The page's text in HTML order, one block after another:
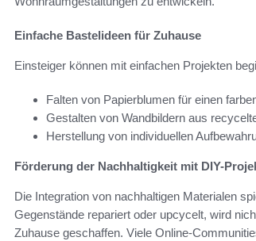
Einfache Bastelideen für Zuhause
Einsteiger können mit einfachen Projekten
Falten von Papierblumen für einen
Gestalten von Wandbildern aus
Herstellung von individuellen
Förderung der Nachhaltigkeit mit DIY-
Die Integration von nachhaltigen Materialen
Gegenstände repariert oder upcycelt, wird
Zuhause geschaffen. Viele Online-